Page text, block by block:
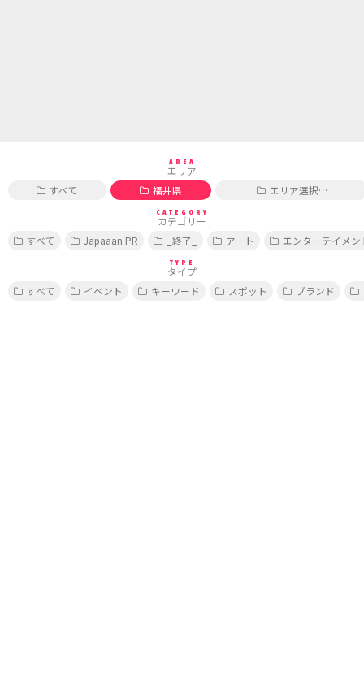
AREA
エリア
すべて
福井県 エリア選択…
CATEGORY
カテゴリー
すべて
Japaaan PR _終了_ アート エンターテイメン
TYPE
タイプ
すべて
イベント キーワード スポット ブランド